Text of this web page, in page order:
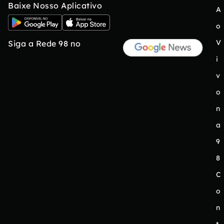
Baixe Nosso Aplicativo
Siga a Rede 98 no
A
o
V
i
v
o
n
a
9
8
C
o
n